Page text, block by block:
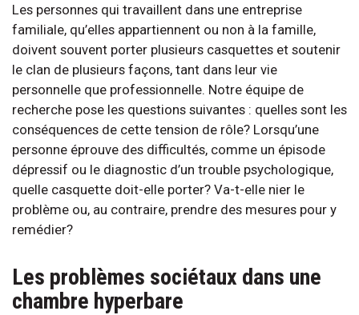
Les personnes qui travaillent dans une entreprise
familiale, qu’elles appartiennent ou non à la famille,
doivent souvent porter plusieurs casquettes et soutenir
le clan de plusieurs façons, tant dans leur vie
personnelle que professionnelle. Notre équipe de
recherche pose les questions suivantes : quelles sont les
conséquences de cette tension de rôle? Lorsqu’une
personne éprouve des difficultés, comme un épisode
dépressif ou le diagnostic d’un trouble psychologique,
quelle casquette doit-elle porter? Va-t-elle nier le
problème ou, au contraire, prendre des mesures pour y
remédier?
Les problèmes sociétaux dans une
chambre hyperbare